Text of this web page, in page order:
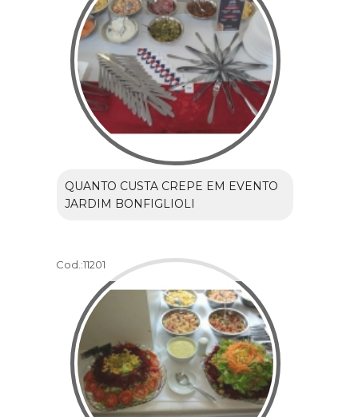
QUANTO CUSTA CREPE EM EVENTO
JARDIM BONFIGLIOLI
Cod.:11201